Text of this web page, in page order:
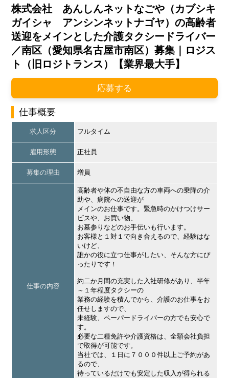
株式会社 あんしんネットなごや（カブシキ
ガイシャ アンシンネットナゴヤ）の高齢者
送迎をメインとした介護タクシードライバー
／南区（愛知県名古屋市南区）募集｜ロジス
ト（旧ロジトランス）【業界最大手】
応募する
仕事概要
求人区分 フルタイム
雇用形態 正社員
募集の理由 増員
仕事の内容
高齢者や体の不自由な方の車両への乗降の介
助や、病院への送迎が
メインのお仕事です。緊急時のかけつけサー
ビスや、お買い物、
お墓参りなどのお手伝いも行います。
お客様と１対１で向き合えるので、経験はな
いけど、
誰かの役に立つ仕事がしたい、そんな方にぴ
ったりです！
約二か月間の充実した入社研修があり、半年
～１年程度タクシーの
業務の経験を積んでから、介護のお仕事をお
任せしますので、
未経験、ペーパードライバーの方でも安心で
す。
必要な二種免許や介護資格は、全額会社負担
で取得が可能です。
当社では、１日に７０００件以上ご予約があ
るので、
待っているだけでも安定した収入が得られる